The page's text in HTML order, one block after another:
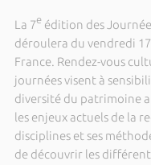
La 7eédition des
déroulera du vendredi
France. Rendez-vous
journées visent à
diversité du patrimoine
les enjeux actuels de la
disciplines et ses
de découvrir les